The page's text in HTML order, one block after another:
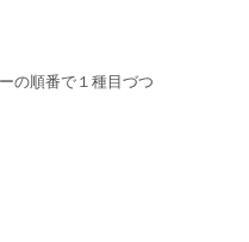
の順番で１種目づつ